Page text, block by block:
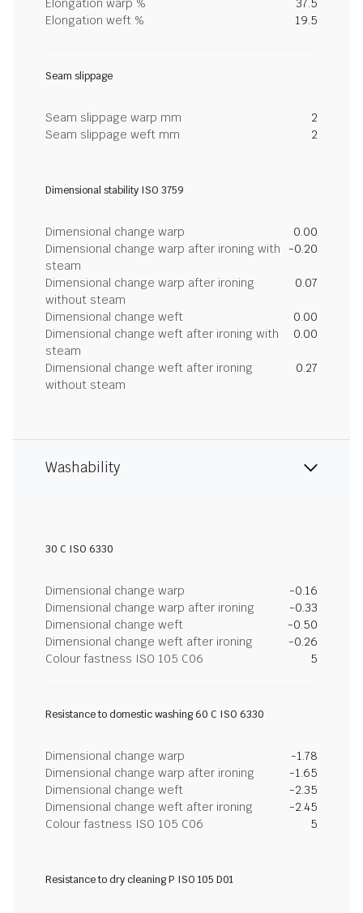
Elongation warp %
37.5
Elongation weft %
19.5
Seam slippage
Seam slippage warp mm
2
Seam slippage weft mm
2
Dimensional stability ISO 3759
Dimensional change warp
0.00
Dimensional change warp after ironing with
steam
-0.20
Dimensional change warp after ironing
without steam
0.07
Dimensional change weft
0.00
Dimensional change weft after ironing with
steam
0.00
Dimensional change weft after ironing
without steam
0.27
Washability
30 C ISO 6330
Dimensional change warp
-0.16
Dimensional change warp after ironing
-0.33
Dimensional change weft
-0.50
Dimensional change weft after ironing
-0.26
Colour fastness ISO 105 C06
5
Resistance to domestic washing 60 C ISO 6330
Dimensional change warp
-1.78
Dimensional change warp after ironing
-1.65
Dimensional change weft
-2.35
Dimensional change weft after ironing
-2.45
Colour fastness ISO 105 C06
5
Resistance to dry cleaning P ISO 105 D01